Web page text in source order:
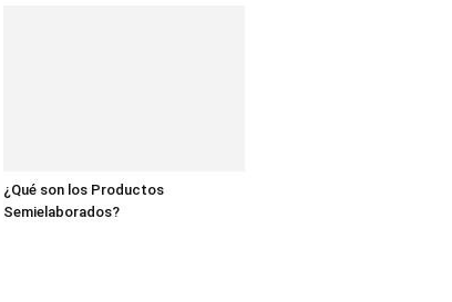
¿Qué son los Productos
Semielaborados?